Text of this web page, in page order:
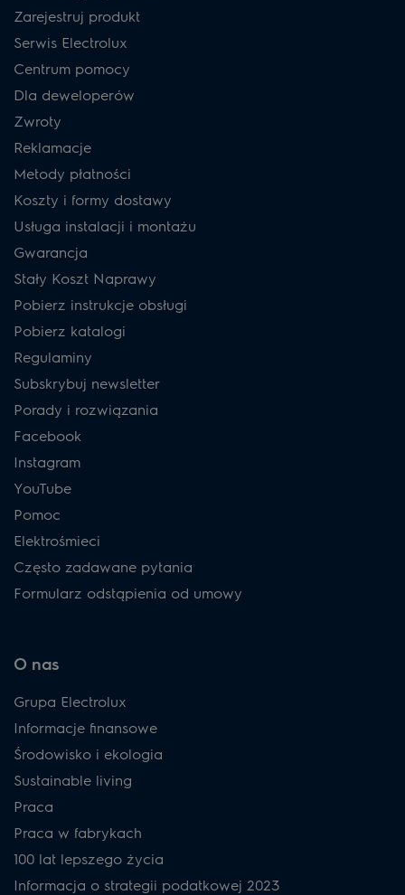
Zarejestruj produkt
Serwis Electrolux
Centrum pomocy
Dla deweloperów
Zwroty
Reklamacje
Metody płatności
Koszty i formy dostawy
Usługa instalacji i montażu
Gwarancja
Stały Koszt Naprawy
Pobierz instrukcje obsługi
Pobierz katalogi
Regulaminy
Subskrybuj newsletter
Porady i rozwiązania
Facebook
Instagram
YouTube
Pomoc
Elektrośmieci
Często zadawane pytania
Formularz odstąpienia od umowy
O nas
Grupa Electrolux
Informacje finansowe
Środowisko i ekologia
Sustainable living
Praca
Praca w fabrykach
100 lat lepszego życia
Informacja o strategii podatkowej 2023